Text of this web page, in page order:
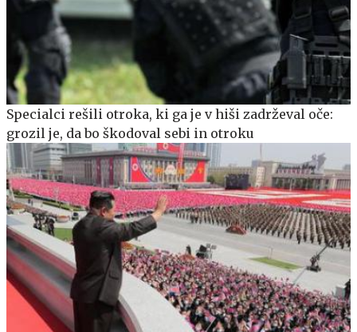
Specialci rešili otroka, ki ga je v hiši zadrževal oče:
grozil je, da bo škodoval sebi in otroku